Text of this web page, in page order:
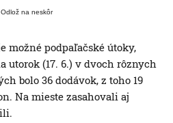
Odlož na neskôr
možné podpaľačské útoky,
utorok (17. 6.) v dvoch rôznych
bolo 36 dodávok, z toho 19
Na mieste zasahovali aj